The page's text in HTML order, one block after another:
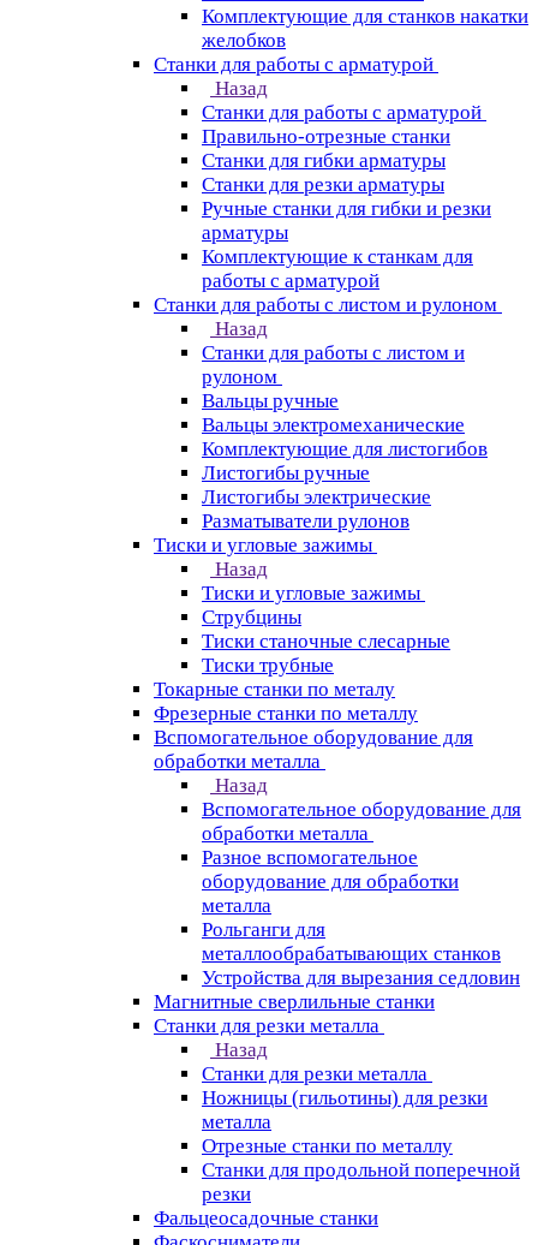
Комплектующие для станков накатки
желобков
Станки для работы с арматурой
Назад
Станки для работы с арматурой
Правильно-отрезные станки
Станки для гибки арматуры
Станки для резки арматуры
Ручные станки для гибки и резки
арматуры
Комплектующие к станкам для
работы с арматурой
Станки для работы с листом и рулоном
Назад
Станки для работы с листом и
рулоном
Вальцы ручные
Вальцы электромеханические
Комплектующие для листогибов
Листогибы ручные
Листогибы электрические
Разматыватели рулонов
Тиски и угловые зажимы
Назад
Тиски и угловые зажимы
Струбцины
Тиски станочные слесарные
Тиски трубные
Токарные станки по металу
Фрезерные станки по металлу
Вспомогательное оборудование для
обработки металла
Назад
Вспомогательное оборудование для
обработки металла
Разное вспомогательное
оборудование для обработки
металла
Рольганги для
металлообрабатывающих станков
Устройства для вырезания седловин
Магнитные сверлильные станки
Станки для резки металла
Назад
Станки для резки металла
Ножницы (гильотины) для резки
металла
Отрезные станки по металлу
Станки для продольной поперечной
резки
Фальцеосадочные станки